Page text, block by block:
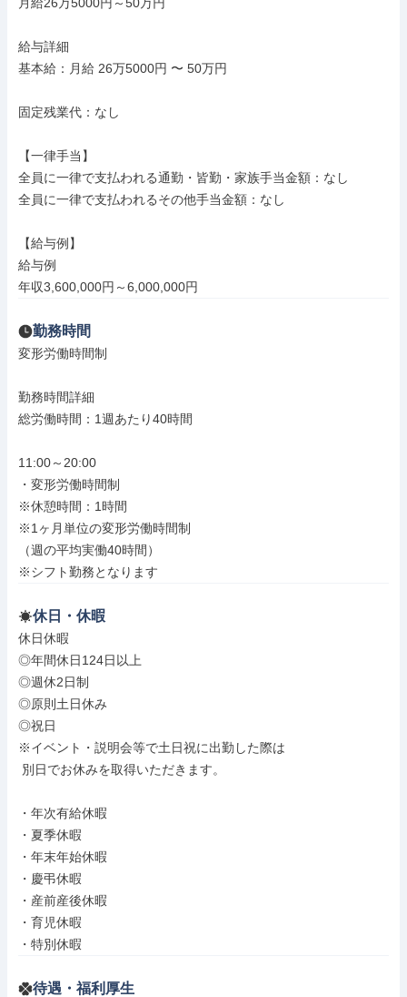
給与詳細
基本給：月給 26万5000円 〜 50万円
固定残業代：なし
【一律手当】
全員に一律で支払われる通勤・皆勤・家族手当金額：なし
全員に一律で支払われるその他手当金額：なし
【給与例】
給与例
年収3,600,000円～6,000,000円
勤務時間
変形労働時間制
勤務時間詳細
総労働時間：1週あたり40時間
11:00～20:00
・変形労働時間制
※休憩時間：1時間
※1ヶ月単位の変形労働時間制
（週の平均実働40時間）
※シフト勤務となります
休日・休暇
休日休暇
◎年間休日124日以上
◎週休2日制
◎原則土日休み
◎祝日
※イベント・説明会等で土日祝に出勤した際は
・年次有給休暇
・夏季休暇
・年末年始休暇
・慶弔休暇
・産前産後休暇
・育児休暇
・特別休暇
待遇・福利厚生